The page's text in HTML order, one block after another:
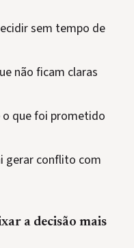
sem tempo de
não ficam claras
o que foi prometido
gerar conflito com
a decisão mais